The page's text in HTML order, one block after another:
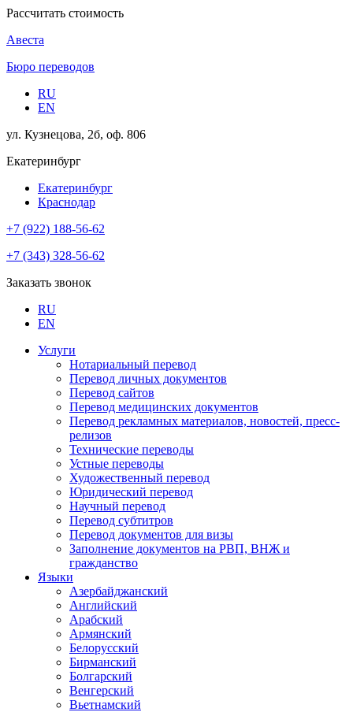
Рассчитать стоимость
Авеста
Бюро переводов
RU
EN
ул. Кузнецова, 2б, оф. 806
Екатеринбург
Екатеринбург
Краснодар
+7 (922) 188-56-62
+7 (343) 328-56-62
Заказать звонок
RU
EN
Услуги
Нотариальный перевод
Перевод личных документов
Перевод сайтов
Перевод медицинских документов
Перевод рекламных материалов, новостей, пресс-
релизов
Технические переводы
Устные переводы
Художественный перевод
Юридический перевод
Научный перевод
Перевод субтитров
Перевод документов для визы
Заполнение документов на РВП, ВНЖ и
гражданство
Языки
Азербайджанский
Английский
Арабский
Армянский
Белорусский
Бирманский
Болгарский
Венгерский
Вьетнамский